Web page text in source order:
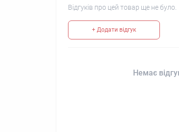
Відгуків про цей товар ще не було.
+ Додати відгук
Немає